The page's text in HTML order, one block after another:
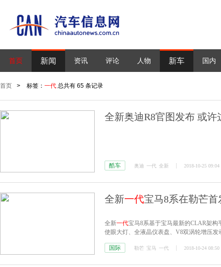
首页 新闻 资讯 评论 人物 新车 国内
首页 > 标签： 一代 总共有 65 条记录
全新奥迪R8官图发布 或许
酷车 奥迪 一代 全新 2018-10-25 09:04
全新一代宝马8系在勒芒
全新一代宝马8系基于宝马最新的CLAR架
使眼大灯、全液晶仪表盘、V8双涡轮增压发
国际 勒芒 宝马 一代 2018-10-24 08:50